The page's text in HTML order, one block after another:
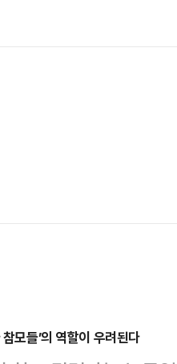
모들’의 역할이 우려된다